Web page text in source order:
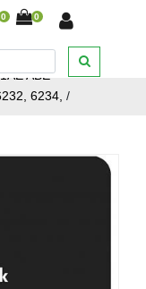
0 0
Inkjet Hp/
ABE
6234, /